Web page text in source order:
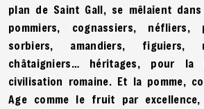
plan de Saint Gall, se mêlaient
pommiers, cognassiers, néfliers,
sorbiers, amandiers, figuiers,
châtaigniers… héritages, pour
civilisation romaine. Et la pomme,
Age comme le fruit par